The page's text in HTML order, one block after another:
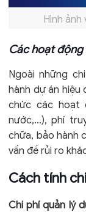
Hình
Các hoạt động
Ngoài những
hành dự án
chức các hoạt
nước,…), phí
chữa, bảo hành
vấn đề rủi ro
Cách tính
Chi phí quản lý